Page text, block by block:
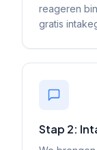
reageren
gratis
Stap 2: